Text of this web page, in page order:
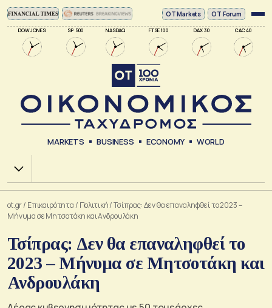
DOW JONES SP 500 NASDAQ FTSE 100 DAX 30 CAC 40
ΟΤ Markets OT Forum
MARKETS BUSINESS ECONOMY WORLD
Χ.Α.
ot.gr/ Επικαιρότητα / Πολιτική/Τσίπρας: Δεν θα επαναληφθεί το 2023 –
Mήνυμα σε Μητσοτάκη και Ανδρουλάκη
Τσίπρας: Δεν θα επαναληφθεί το
2023 – Mήνυμα σε Μητσοτάκη και
Ανδρουλάκη